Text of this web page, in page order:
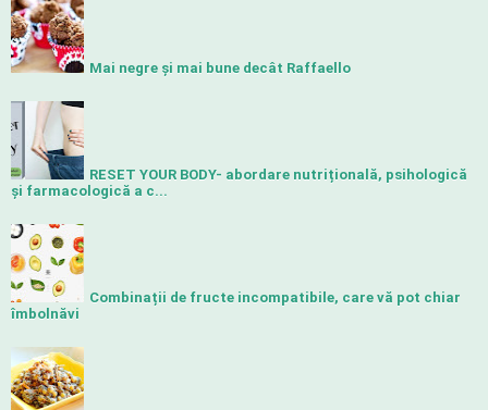
Mai negre și mai bune decât Raffaello
RESET YOUR BODY- abordare nutrițională, psihologică
și farmacologică a c...
Combinații de fructe incompatibile, care vă pot chiar
îmbolnăvi